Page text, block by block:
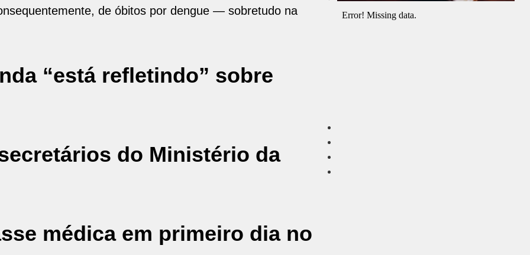
de óbitos por dengue — sobretudo na
“está refletindo” sobre
do Ministério da
médica em primeiro dia no